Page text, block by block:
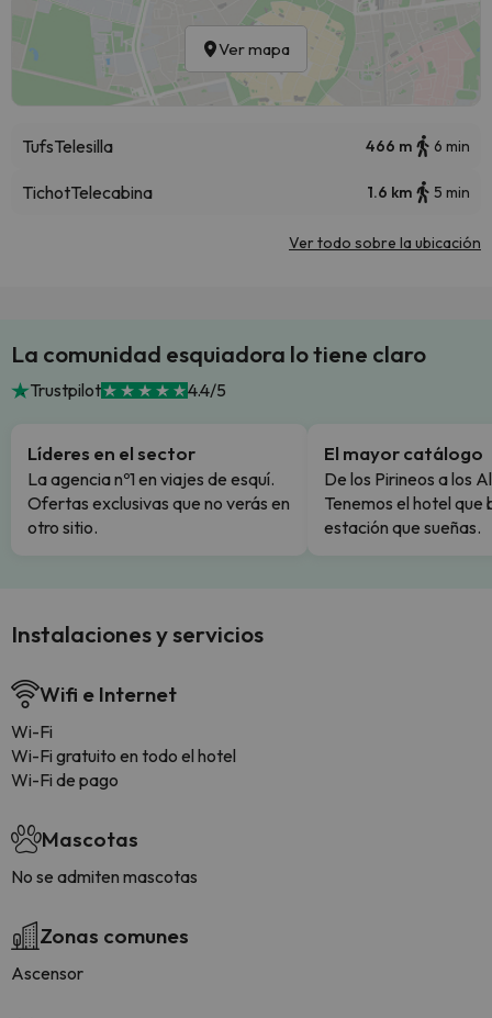
Ver mapa
TufsTelesilla 466 m 6 min
TichotTelecabina 1.6 km 5 min
Ver todo sobre la ubicación
La comunidad esquiadora lo tiene claro
Trustpilot 4.4/5
Líderes en el sector
La agencia nº1 en viajes de esquí.
Ofertas exclusivas que no verás en
otro sitio.
El mayor catálogo
De los Pirineos a los
Tenemos el hotel que
estación que sueñas.
Instalaciones y servicios
Wifi e Internet
Wi-Fi
Wi-Fi gratuito en todo el hotel
Wi-Fi de pago
Mascotas
No se admiten mascotas
Zonas comunes
Ascensor